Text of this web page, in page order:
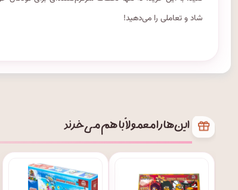
شاد و تعاملی را می‌دهید!
این‌ها را معمولاً با هم می‌خرند